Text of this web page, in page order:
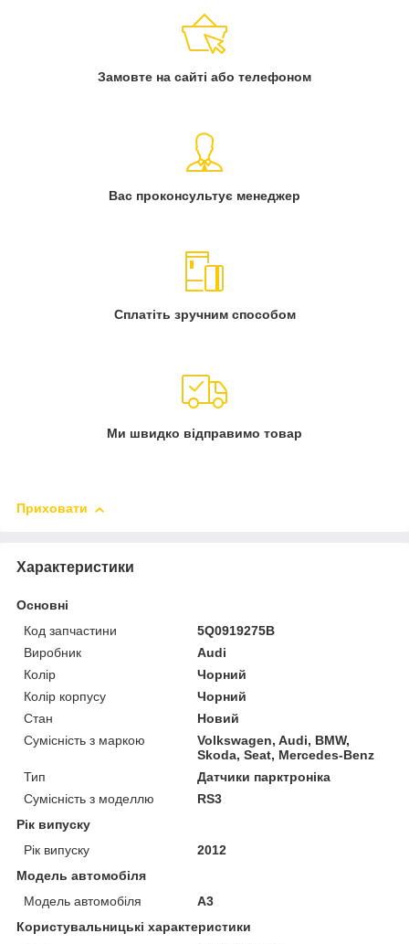
Замовте на сайті або телефоном
Вас проконсультує менеджер
Сплатіть зручним способом
Ми швидко відправимо товар
Приховати
Характеристики
Основні
Код запчастини
5Q0919275B
Виробник
Audi
Колір
Чорний
Колір корпусу
Чорний
Стан
Новий
Сумісність з маркою
Volkswagen, Audi, BMW,
Skoda, Seat, Mercedes-Benz
Тип
Датчики парктроніка
Сумісність з моделлю
RS3
Рік випуску
Рік випуску
2012
Модель автомобіля
Модель автомобіля
A3
Користувальницькі характеристики